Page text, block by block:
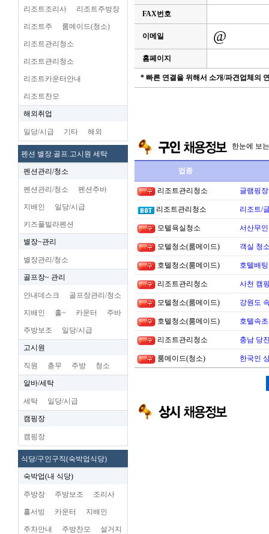
리조트조리사 리조트주방장
리조트주 룸메이드(청소)
리조트관리청소
리조트관리청소
리조트카운터안내
리조트찬모
해외취업
일당/시급 기타 해외
펜션 별장.골프.고시원 세탁
펜션관리/청소
펜션관리/청소 펜션주바
지배인 일당/시급
키즈풀빌라펜션
별장~관리
별장관리/청소
골프장~ 관리
안내데스크 골프장관리/청소
지배인 홀~ 카운터 주바
주방보조 일당/시급
고시원
직원 총무 주방 청소
알바/세탁
세탁 일당/시급
캠핑장
캠핑장
식당/구인구직(숙박업식당)
숙박업(내 식당)
주방장 주방보조 조리사
홀서빙 카운터 지배인
주차안내 주방찬모 설거지
FAX번호
이메일 @
홈페이지
* 빠른 연결을 위해서 소개/파견업체의
한눈에 보
업종
리조트관리청소 글램핑
리조트관리청소 리조트/
모텔욕실청소 서산무
모텔청소(룸메이드) 객실 청
호텔청소(룸메이드) 호텔배
리조트관리청소 사천 캠
모텔청소(룸메이드) 강원도
호텔청소(룸메이드) 호텔속
리조트관리청소 충남 당
룸메이드(청소) 한국인